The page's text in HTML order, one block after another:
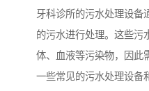
牙科诊所的污水处理设备
的污水进行处理。这些污
体、血液等污染物，因此
一些常见的污水处理设备